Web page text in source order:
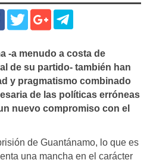
-a menudo a costa de
de su partido- también han
y pragmatismo combinado
de las polí­ticas erróneas
nuevo compromiso con el
de Guantánamo, lo que es
una mancha en el carácter